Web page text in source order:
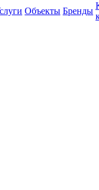
Объекты Бренды